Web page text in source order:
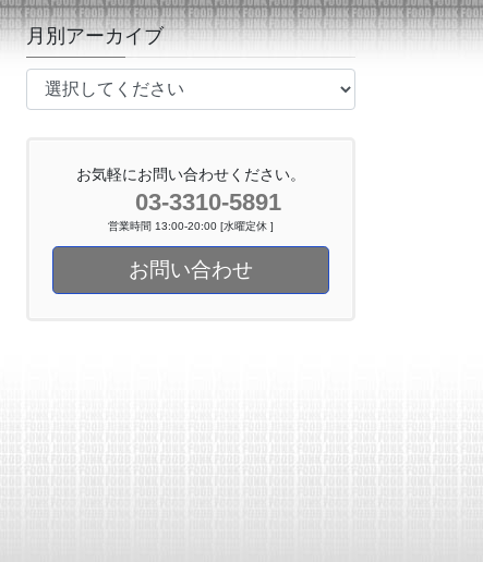
月別アーカイブ
お気軽にお問い合わせください。
03-3310-5891
営業時間 13:00-20:00 [水曜定休 ]
お問い合わせ